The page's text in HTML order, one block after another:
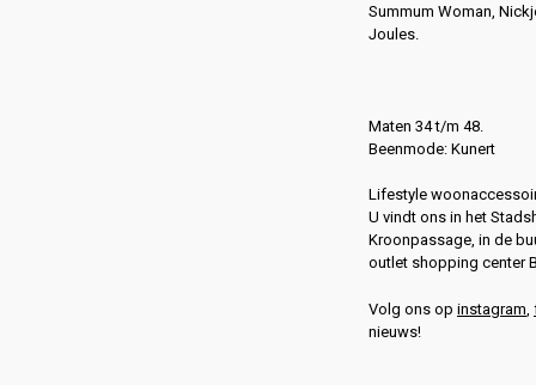
Summum Woman,
Joules.
Maten 34 t/m 48.
Beenmode: Kunert
Lifestyle
U vindt ons in het
Kroonpassage, in de
outlet shopping center
Volg ons op instagram
nieuws!